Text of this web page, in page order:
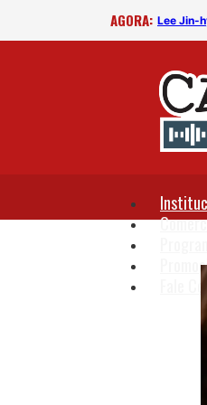
AGORA: Lee Jin-
Fale